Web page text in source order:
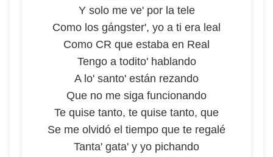
Y solo me ve' por la tele
Como los gángster', yo a ti era leal
Como CR que estaba en Real
Tengo a todito' hablando
A lo' santo' están rezando
Que no me siga funcionando
Te quise tanto, te quise tanto, que
Se me olvidó el tiempo que te regalé
Tanta' gata' y yo pichando